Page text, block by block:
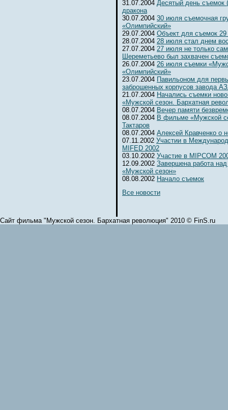
31.07.2004 Десятый день съемок
дракона
30.07.2004 30 июля съемочная
«Олимпийский»
29.07.2004 Объект для съемок
28.07.2004 28 июля стал днем
27.07.2004 27 июля не только
Шереметьево был захвачен
26.07.2004 26 июля съемки
«Олимпийский»
23.07.2004 Павильоном для
заброшенных корпусов завода
21.07.2004 Начались съемки
«Мужской сезон. Бархатная
08.07.2004 Вечер памяти
08.07.2004 В фильме «Мужской
Тактаров
08.07.2004 Алексей Кравченко о
07.11.2002 Участии в
MIFED 2002
03.10.2002 Участие в MIPCOM
12.09.2002 Завершена работа
«Мужской сезон»
08.08.2002 Начало съемок
Все новости
Сайт фильма "Мужской сезон. Бархатная революция" 2010 © FinS.ru